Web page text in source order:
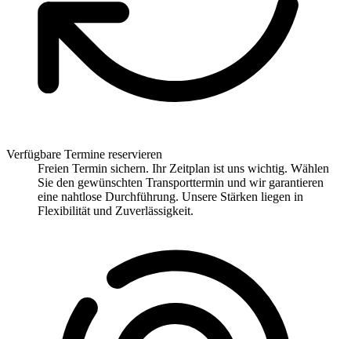
Verfügbare Termine reservieren
Freien Termin sichern. Ihr Zeitplan ist uns wichtig. Wählen
Sie den gewünschten Transporttermin und wir garantieren
eine nahtlose Durchführung. Unsere Stärken liegen in
Flexibilität und Zuverlässigkeit.